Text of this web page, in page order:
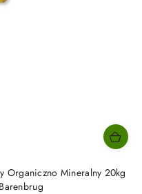
Organiczno Mineralny 20kg